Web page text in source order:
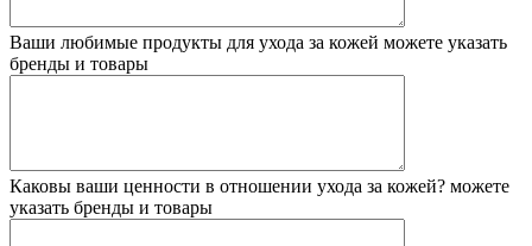
Ваши любимые продукты для ухода за кожей можете указать
бренды и товары
Каковы ваши ценности в отношении ухода за кожей? можете
указать бренды и товары